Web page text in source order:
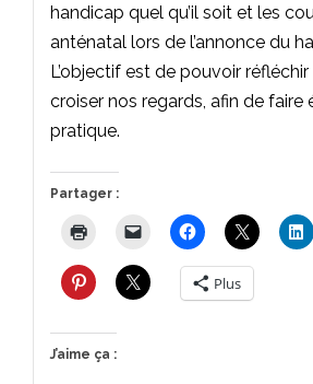
handicap quel qu’il soit et les
anténatal lors de l’annonce du
L’objectif est de pouvoir réfléchir
croiser nos regards, afin de faire
pratique.
Partager :
Plus
J’aime ça :